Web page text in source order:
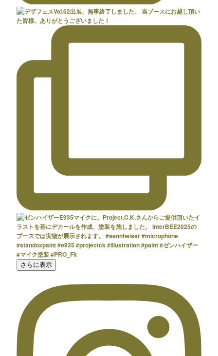
さらに表示